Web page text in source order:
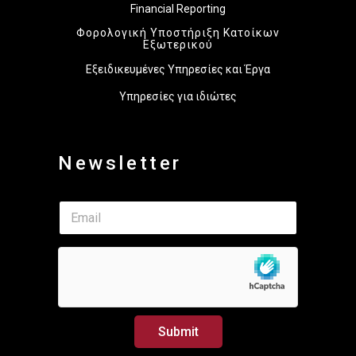
Financial Reporting
Φορολογική Υποστήριξη Κατοίκων
Εξωτερικού
Εξειδικευμένες Υπηρεσίες και Έργα
Υπηρεσίες για ιδιώτες
Newsletter
a
i
l
E
a
i
Submit